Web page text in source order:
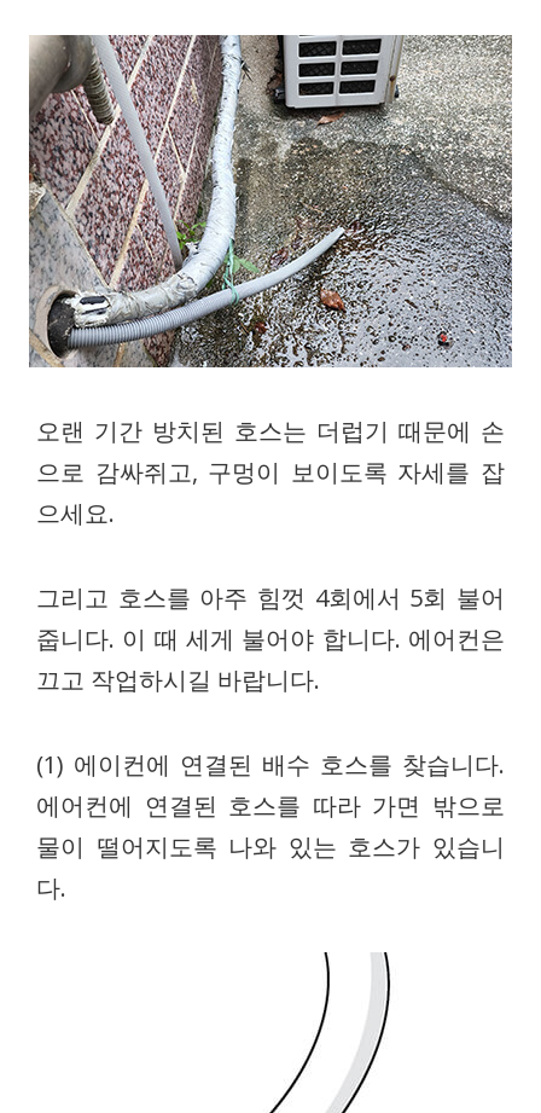
오랜 기간 방치된 호스는 더럽기 때문에 손
으로 감싸쥐고, 구멍이 보이도록 자세를 잡
으세요.
그리고 호스를 아주 힘껏 4회에서 5회 불어
줍니다. 이 때 세게 불어야 합니다. 에어컨은
끄고 작업하시길 바랍니다.
(1) 에이컨에 연결된 배수 호스를 찾습니다.
에어컨에 연결된 호스를 따라 가면 밖으로
물이 떨어지도록 나와 있는 호스가 있습니
다.